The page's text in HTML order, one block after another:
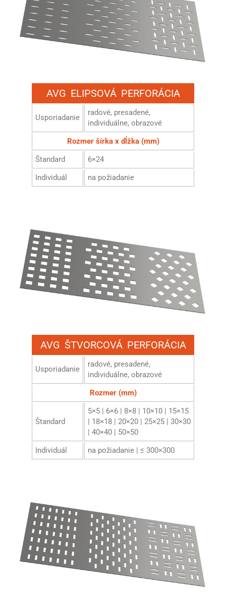
AVG ELIPSOVÁ PERFORÁCIA
Usporiadanie
radové, presadené,
individuálne, obrazové
Rozmer šírka x dĺžka (mm)
Štandard
6×24
Individuál
na požiadanie
AVG ŠTVORCOVÁ PERFORÁCIA
Usporiadanie
radové, presadené,
individuálne, obrazové
Rozmer (mm)
Štandard
5×5 | 6×6 | 8×8 | 10×10 | 15×15
| 18×18 | 20×20 | 25×25 | 30×30
| 40×40 | 50×50
Individuál
na požiadanie | ≤ 300×300